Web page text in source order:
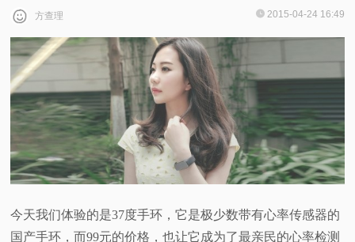
首
页
快
讯
评
测
方查理 2015-04-24 16:49
今天我们体验的是37度手环，它是极少数带有心率传感器的
国产手环，而99元的价格，也让它成为了最亲民的心率检测